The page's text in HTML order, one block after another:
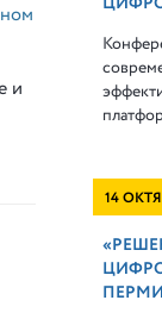
и
14
ПЕРМИ